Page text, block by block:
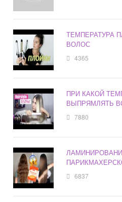
ТЕМПЕРАТУРА
ВОЛОС
4365
ПРИ КАКОЙ
ВЫПРЯМЛЯТЬ
7880
6837